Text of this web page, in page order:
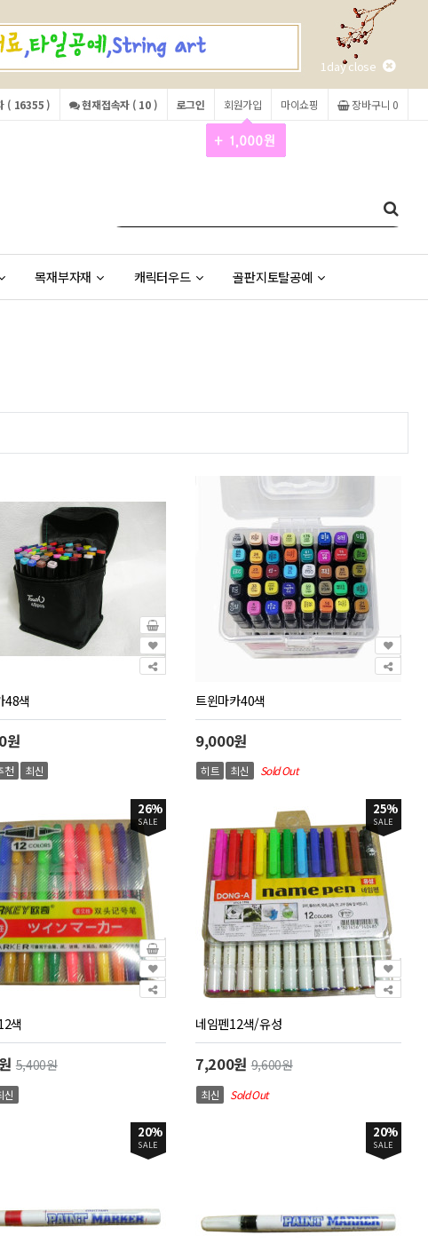
1day close
장바구니 0
마이쇼핑
회원가입
로그인
현재접속자 ( 10 )
( 16355 )
목재부자재 캐릭터우드 골판지토탈공예
48색
원
천 최신
트윈마카40색
9,000원
히트 최신 Sold Out
26%
SALE
색
5,400원
신
25%
SALE
네임펜12색/유성
7,200원9,600원
최신 Sold Out
20%
SALE
20%
SALE